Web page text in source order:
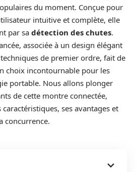
du moment. Conçue pour
intuitive et complète, elle
par sa détection des chutes.
associée à un design élégant
de premier ordre, fait de
choix incontournable pour les
portable. Nous allons plonger
de cette montre connectée,
ses avantages et
concurrence.